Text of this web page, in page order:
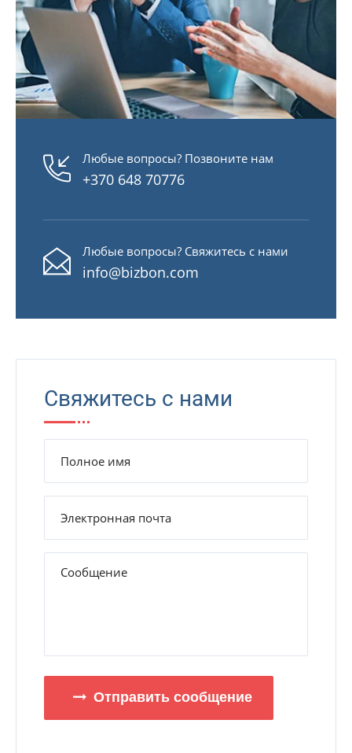
Любые вопросы? Позвоните нам
+370 648 70776
Любые вопросы? Свяжитесь с нами
info@bizbon.com
Свяжитесь с нами
Отправить сообщение